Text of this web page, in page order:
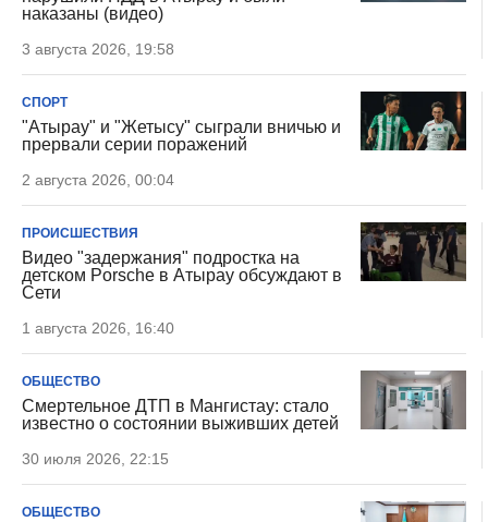
наказаны (видео)
3 августа 2026, 19:58
СПОРТ
"Атырау" и "Жетысу" сыграли вничью и
прервали серии поражений
2 августа 2026, 00:04
ПРОИСШЕСТВИЯ
Видео "задержания" подростка на
детском Porsche в Атырау обсуждают в
Сети
1 августа 2026, 16:40
ОБЩЕСТВО
Смертельное ДТП в Мангистау: стало
известно о состоянии выживших детей
30 июля 2026, 22:15
ОБЩЕСТВО